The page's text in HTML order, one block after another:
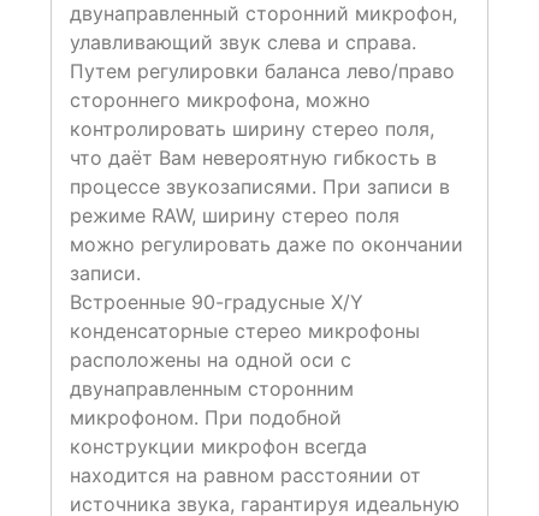
двунаправленный сторонний микрофон,
улавливающий звук слева и справа.
Путем регулировки баланса лево/право
стороннего микрофона, можно
контролировать ширину стерео поля,
что даёт Вам невероятную гибкость в
процессе звукозаписями. При записи в
режиме RAW, ширину стерео поля
можно регулировать даже по окончании
записи.
Встроенные 90-градусные X/Y
конденсаторные стерео микрофоны
расположены на одной оси с
двунаправленным сторонним
микрофоном. При подобной
конструкции микрофон всегда
находится на равном расстоянии от
источника звука, гарантируя идеальную